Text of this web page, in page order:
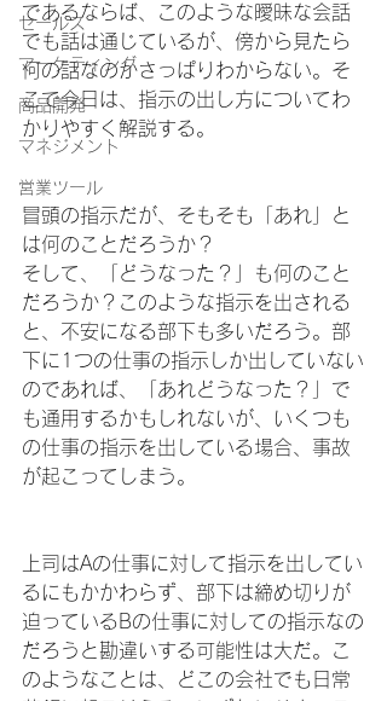
セールス
マーケティング
商品開発
マネジメント
営業ツール
であるならば、このような曖昧な会話
でも話は通じているが、傍から見たら
何の話なのかさっぱりわからない。そ
こで今日は、指示の出し方についてわ
かりやすく解説する。
冒頭の指示だが、そもそも「あれ」と
は何のことだろうか？
そして、「どうなった？」も何のこと
だろうか？このような指示を出される
と、不安になる部下も多いだろう。部
下に1つの仕事の指示しか出していない
のであれば、「あれどうなった？」で
も通用するかもしれないが、いくつも
の仕事の指示を出している場合、事故
が起こってしまう。
上司はAの仕事に対して指示を出してい
るにもかかわらず、部下は締め切りが
迫っているBの仕事に対しての指示なの
だろうと勘違いする可能性は大だ。こ
のようなことは、どこの会社でも日常